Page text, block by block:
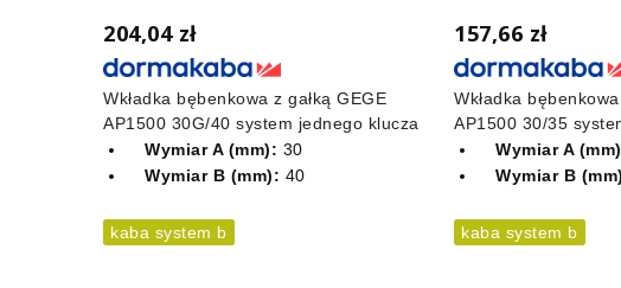
204,04 zł
Wkładka bębenkowa z gałką GEGE
AP1500 30G/40 system jednego klucza
Wymiar A (mm): 30
Wymiar B (mm): 40
kaba system b
157,66 zł
Wkładka
AP1500 30/35
Wymiar A
Wymiar B
kaba system b